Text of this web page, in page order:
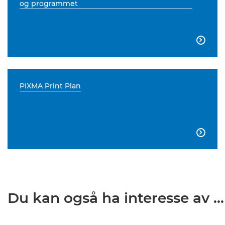
og programmet

PIXMA Print Plan

Du kan også ha interesse av ...